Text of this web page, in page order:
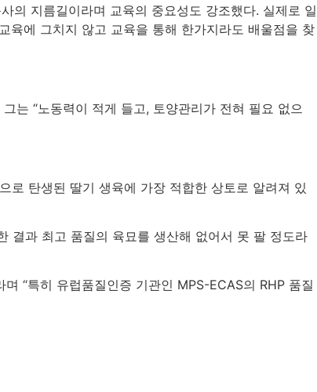
의 지름길이라며 교육의 중요성도 강조했다. 실제로 일
육에 그치지 않고 교육을 통해 한가지라도 배울점을 찾
그는 “노동력이 적게 들고, 토양관리가 전혀 필요 없으
로 탄생된 딸기 생육에 가장 적합한 상토로 알려져 있
결과 최고 품질의 육묘를 생산해 없어서 못 팔 정도라
며 “특히 유럽품질인증 기관인 MPS-ECAS의 RHP 품질